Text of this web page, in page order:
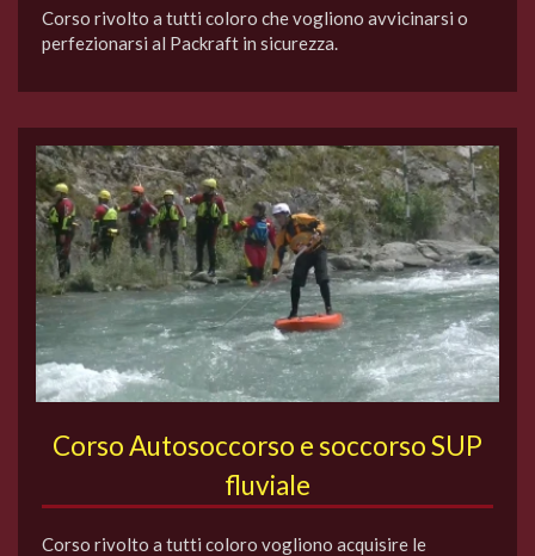
Corso rivolto a tutti coloro che vogliono avvicinarsi o
perfezionarsi al Packraft in sicurezza.
Corso Autosoccorso e soccorso SUP
fluviale
Corso rivolto a tutti coloro vogliono acquisire le